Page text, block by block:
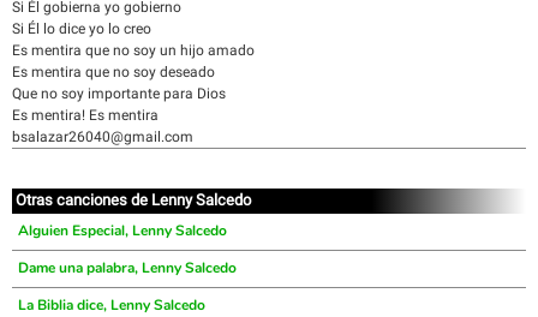
Si Él gobierna yo gobierno
Si Él lo dice yo lo creo
Es mentira que no soy un hijo amado
Es mentira que no soy deseado
Que no soy importante para Dios
Es mentira! Es mentira
bsalazar26040@gmail.com
Otras canciones de Lenny Salcedo
Alguien Especial, Lenny Salcedo
Dame una palabra, Lenny Salcedo
La Biblia dice, Lenny Salcedo